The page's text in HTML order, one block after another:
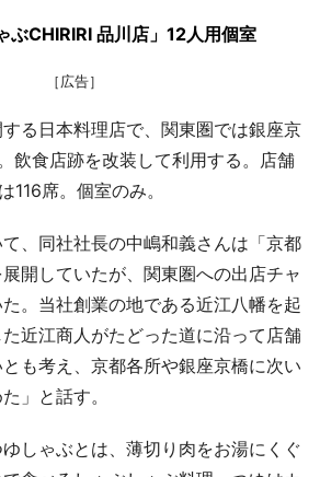
ぶCHIRIRI 品川店」12人用個室
［広告］
る日本料理店で、関東圏では銀座京
飲食店跡を改装して利用する。店舗
116席。個室のみ。
、同社社長の中嶋和義さんは「京都
開していたが、関東圏への出店チャ
。当社創業の地である近江八幡を起
近江商人がたどった道に沿って店舗
も考え、京都各所や銀座京橋に次い
」と話す。
しゃぶとは、薄切り肉をお湯にくぐ